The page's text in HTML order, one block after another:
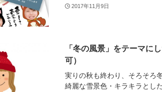
2017年11月9日
「冬の風景」をテーマに
可）
実りの秋も終わり、そろそろ
綺麗な雪景色・キラキラとし